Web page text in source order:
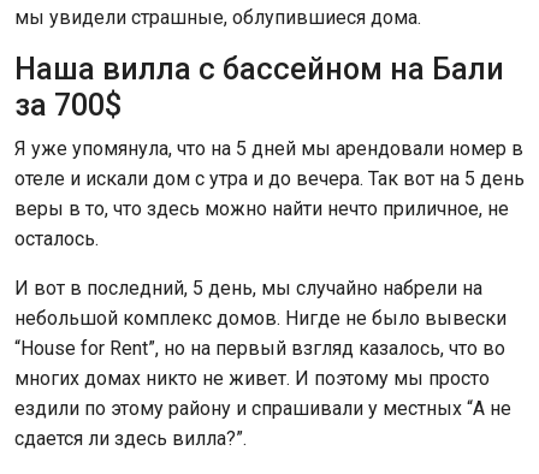
мы увидели страшные, облупившиеся дома.
Наша вилла с бассейном на Бали
за 700$
Я уже упомянула, что на 5 дней мы арендовали номер в
отеле и искали дом с утра и до вечера. Так вот на 5 день
веры в то, что здесь можно найти нечто приличное, не
осталось.
И вот в последний, 5 день, мы случайно набрели на
небольшой комплекс домов. Нигде не было вывески
“House for Rent”, но на первый взгляд казалось, что во
многих домах никто не живет. И поэтому мы просто
ездили по этому району и спрашивали у местных “А не
сдается ли здесь вилла?”.